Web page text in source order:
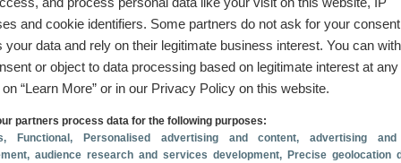
and cookie identifiers. Some partners do not ask for your
your data and rely on their legitimate business interest. You can
or object to data processing based on legitimate interest at
“Learn More” or in our Privacy Policy on this website.
partners process data for the following purposes:
, Functional , Personalised advertising and content, advertising and
audience research and services development, Precise geolocation
je de OnePlus 6 zeker aanraden.
OnePlus 6 review
over OnePlus
een update gekregen? Check het overzicht (31-7)
krijgen een update naar Oppo’s ColorOS 17
langzaam de nek omgedraaid (17-7)
smartphones onder 500 euro (16-7)